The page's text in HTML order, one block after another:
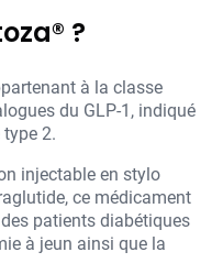
?
à la classe
du GLP-1, indiqué
2.
injectable en stylo
ce médicament
patients diabétiques
à jeun ainsi que la